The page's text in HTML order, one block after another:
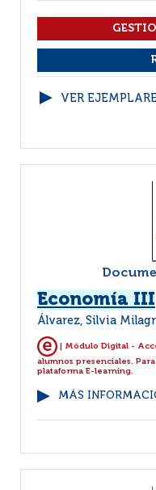
VER
Economía III
Álvarez, Silvia
| Módulo Digital -
alumnos presenciales.
plataforma E-learning.
MÁS